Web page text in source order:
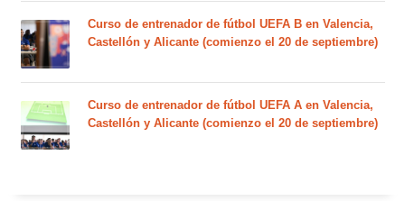
Curso de entrenador de fútbol UEFA B en Valencia,
Castellón y Alicante (comienzo el 20 de septiembre)
Curso de entrenador de fútbol UEFA A en Valencia,
Castellón y Alicante (comienzo el 20 de septiembre)